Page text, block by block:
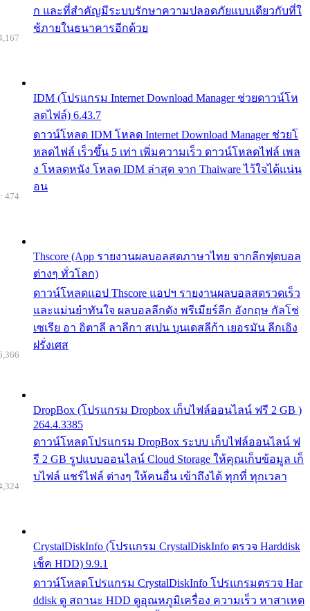
ก และที่สำคัญมีระบบรักษาความปลอดภัยแบบเดียวกับที่ใ
ช้ภายในธนาคารอีกด้วย
IDM (โปรแกรม Internet Download Manager ช่วยดาวน์โห
ลดไฟล์) 6.43.7
ดาวน์โหลด IDM โหลด Internet Download Manager ช่วยโ
หลดไฟล์ เร็วขึ้น 5 เท่า เพิ่มความเร็ว ดาวน์โหลดไฟล์ เพล
ง โหลดหนัง โหลด IDM ล่าสุด จาก Thaiware ไว้ใจได้แน่น
อน
Thscore (App รายงานผลบอลสดภาษาไทย จากลีกฟุตบอล
ต่างๆ ทั่วโลก)
ดาวน์โหลดแอป Thscore แอปฯ รายงานผลบอลสดรวดเร็ว
และแม่นยำทันใจ ผลบอลลีกดัง พรีเมียร์ลีก อังกฤษ กัลโช่
เซเรีย อา อิตาลี ลาลีกา สเปน บุนเดสลีก้า เยอรมัน ลีกเอิง
ฝรั่งเศส
474
DropBox (โปรแกรม Dropbox เก็บไฟล์ออนไลน์ ฟรี 2 GB )
264.4.3385
ดาวน์โหลดโปรแกรม DropBox ระบบ เก็บไฟล์ออนไลน์ ฟ
รี 2 GB รูปแบบออนไลน์ Cloud Storage ให้คุณเก็บข้อมูล เก็
บไฟล์ แชร์ไฟล์ ต่างๆ ให้คนอื่น เข้าถึงได้ ทุกที่ ทุกเวลา
CrystalDiskInfo (โปรแกรม CrystalDiskInfo ตรวจ Harddisk
เช็ค HDD) 9.9.1
ดาวน์โหลดโปรแกรม CrystalDiskInfo โปรแกรมตรวจ Har
ddisk ดู สถานะ HDD ดูอุณหภูมิเครื่อง ความเร็ว หาสาเหต